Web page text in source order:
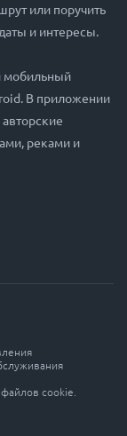
или поручить
и интересы.
мобильный
В приложении
реками и
cookie.